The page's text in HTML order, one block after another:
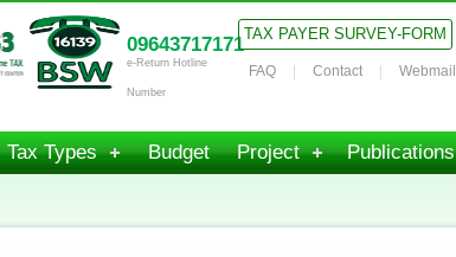
09643717171
e-Return Hotline
Number
TAX PAYER SURVEY-FORM
FAQ Contact Webmail
Tax Types Budget Project Publications